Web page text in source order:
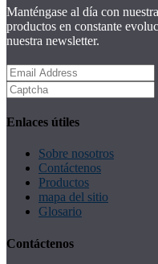
Manténgase al día con
productos en constante
nuestra newsletter.
Enlaces útiles
Sobre nosotros
Contáctenos
Productos
mapa del sitio
Glosario
Contáctenos